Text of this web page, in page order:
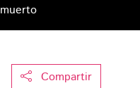
Compartir